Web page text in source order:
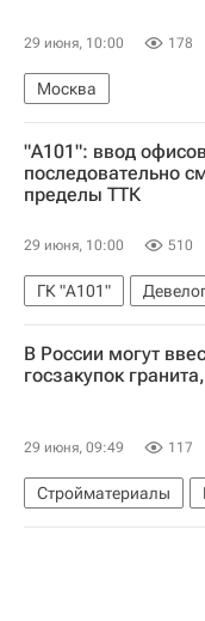
29 июня, 10:00 178
Москва
Москва Сегодня:
Город: детали – РИА
Комплекс
Городское хозяйство
Садовое кольцо
"А101": ввод
последовательно
пределы ТТК
29 июня, 10:00 510
ГК "А101"
В России могут
госзакупок
29 июня, 09:49 117
Стройматериалы